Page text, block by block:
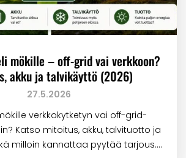
mökille – off-grid vai verkkoon?
akku ja talvikäyttö (2026)
27.5.2026
verkkokytketyn vai off-grid-
Katso mitoitus, akku, talvituotto ja
milloin kannattaa pyytää tarjous.